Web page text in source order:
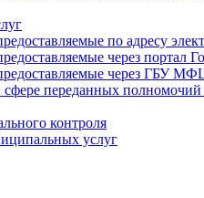
по адресу
через портал
через ГБУ
сфере переданных
контроля
услуг